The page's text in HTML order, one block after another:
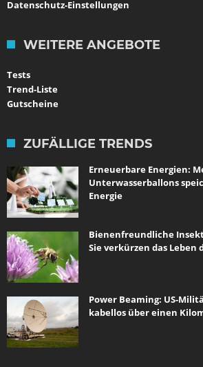
Datenschutz-Einstellungen
WEITERE ANGEBOTE
Tests
Trend-Liste
Gutscheine
ZUFÄLLIGE TRENDS
Erneuerbare Energien:
Unterwasserballons
Energie
Bienenfreundliche
Sie verkürzen das Leben
Power Beaming: US-
kabellos über einen